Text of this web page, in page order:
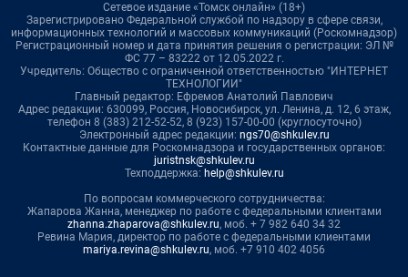
Сетевое издание «Томск онлайн» (18+)
Зарегистрировано Федеральной службой по надзору в сфере связи,
информационных технологий и массовых коммуникаций (Роскомнадзор)
Регистрационный номер и дата принятия решения о регистрации: ЭЛ №
ФС 77 – 83222 от 12.05.2022 г.
Учредитель: Общество с ограниченной ответственностью "ИНТЕРНЕТ
ТЕХНОЛОГИИ"
Главный редактор: Ефремов Анатолий Павлович
Адрес редакции: 630099, Россия, Новосибирск, ул. Ленина, д. 12, 6 этаж,
телефон 8 (383) 212-52-52, 8 (923) 157-00-00 (круглосуточно)
Электронный адрес редакции: ngs70@shkulev.ru
Контактные данные для Роскомнадзора и государственных органов:
juristnsk@shkulev.ru
Техподдержка: help@shkulev.ru
По вопросам коммерческого сотрудничества:
Жапарова Жанна, менеджер по работе с федеральными клиентами
zhanna.zhaparova@shkulev.ru, моб. + 7 982 640 34 32
Ревина Мария, директор по работе с федеральными клиентами
mariya.revina@shkulev.ru, моб. +7 910 402 4056